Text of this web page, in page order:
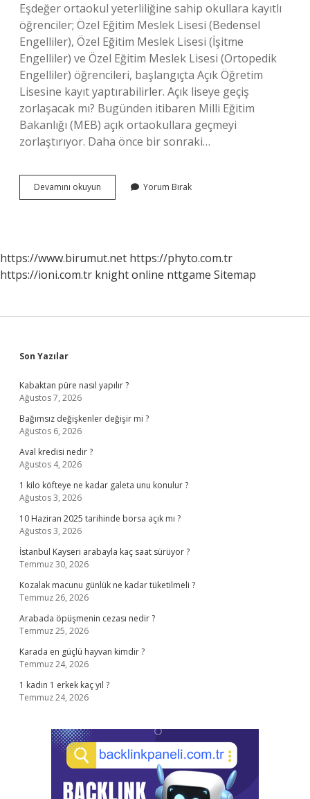
Eşdeğer ortaokul yeterliliğine sahip okullara kayıtlı
öğrenciler; Özel Eğitim Meslek Lisesi (Bedensel
Engelliler), Özel Eğitim Meslek Lisesi (İşitme
Engelliler) ve Özel Eğitim Meslek Lisesi (Ortopedik
Engelliler) öğrencileri, başlangıçta Açık Öğretim
Lisesine kayıt yaptırabilirler. Açık liseye geçiş
zorlaşacak mı? Bugünden itibaren Milli Eğitim
Bakanlığı (MEB) açık ortaokullara geçmeyi
zorlaştırıyor. Daha önce bir sonraki…
Devamını okuyun
Öğretim
Yorum Bırak
https://www.birumut.net https://phyto.com.tr
https://ioni.com.tr knight online nttgame Sitemap
Sidebar
Son Yazılar
Kabaktan püre nasıl yapılır ?
Ağustos 7, 2026
Bağımsız değişkenler değişir mi ?
Ağustos 6, 2026
Aval kredisi nedir ?
Ağustos 4, 2026
1 kilo köfteye ne kadar galeta unu konulur ?
Ağustos 3, 2026
10 Haziran 2025 tarihinde borsa açık mı ?
Ağustos 3, 2026
İstanbul Kayseri arabayla kaç saat sürüyor ?
Temmuz 30, 2026
Kozalak macunu günlük ne kadar tüketilmeli ?
Temmuz 26, 2026
Arabada öpüşmenin cezası nedir ?
Temmuz 25, 2026
Karada en güçlü hayvan kimdir ?
Temmuz 24, 2026
1 kadın 1 erkek kaç yıl ?
Temmuz 24, 2026